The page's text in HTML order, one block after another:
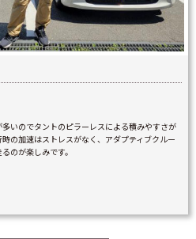
いのでタントのピラーレスによる積みやすさが
の加速はストレスがなく、アダプティブクルー
のが楽しみです。